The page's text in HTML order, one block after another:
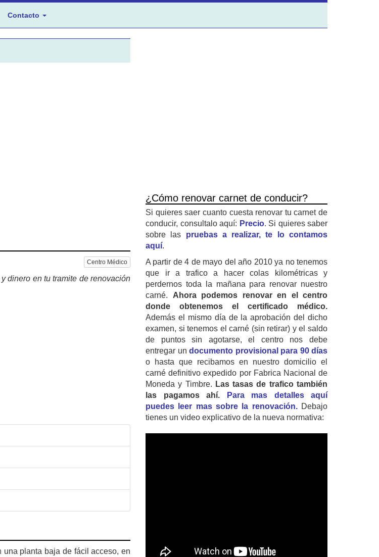
Contacto
Centro Médico
dinero en tu tramite de renovación
planta baja de fácil acceso, en
¿Cómo renovar carnet de conducir?
Si quieres saer cuanto cuesta renovar tu carnet de
conducir, consultalo aquí: Precio. Si quieres saber
sobre las pruebas a realizar, te lo contamos
aquí.
A partir de 4 de mayo del año 2010 ya no tenemos
que ir a trafico a hacer colas kilométricas y
perdernos toda la mañana para renovar nuestro
carné. Ahora podemos renovar en el centro
donde obtenemos el certificado médico.
Además el mismo día de la aprobación del dicho
examen, si tenemos el carné (sin retirar) y el saldo
de puntos sin agotarse, el centro nos debe
entregar un documento provisional para 90 días
o hasta que recibamos en nuestro domicilio el
carné definitivo expedido por Fabrica Nacional de
Moneda y Timbre. Las tasas de trafico también
las pagamos ahí.
Para mas detalles aquí
puedes leer mas sobre la renovación.Debajo
tienes un video explicativo de la nueva normativa: